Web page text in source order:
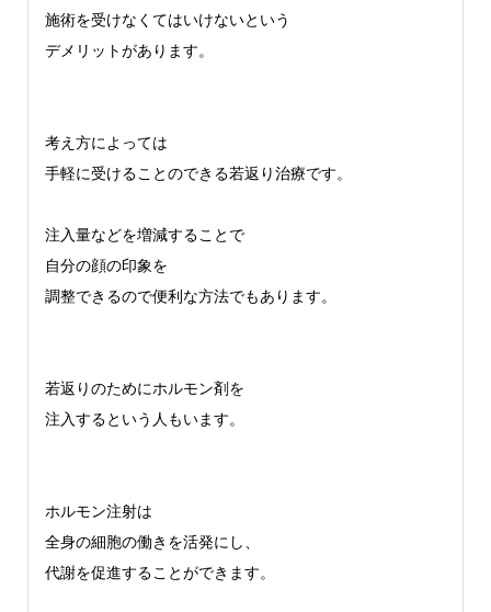
施術を受けなくてはいけないという
デメリットがあります。
考え方によっては
手軽に受けることのできる若返り治療です。
注入量などを増減することで
自分の顔の印象を
調整できるので便利な方法でもあります。
若返りのためにホルモン剤を
注入するという人もいます。
ホルモン注射は
全身の細胞の働きを活発にし、
代謝を促進することができます。